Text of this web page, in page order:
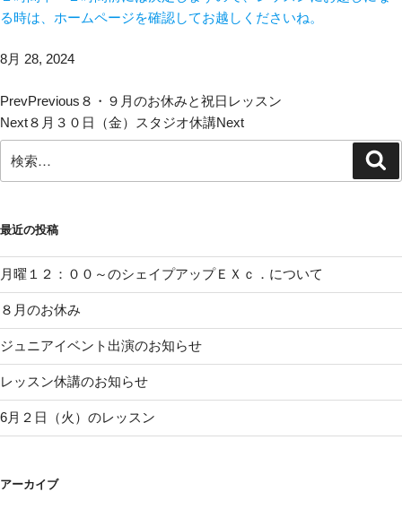
る時は、ホームページを確認してお越しくださいね。
8月 28, 2024
PrevPrevious ８・９月のお休みと祝日レッスン
Next８月３０日（金）スタジオ休講Next
索:
最近の投稿
月曜１２：００～のシェイプアップＥＸｃ．について
８月のお休み
ジュニアイベント出演のお知らせ
レッスン休講のお知らせ
6月２日（火）のレッスン
アーカイブ